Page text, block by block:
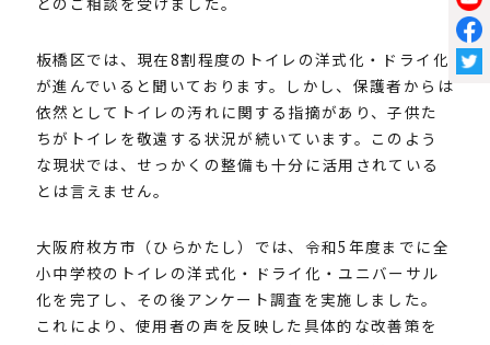
板橋区では、現在8割程度のトイレの洋式化・ドライ化
が進んでいると聞いております。しかし、保護者からは
依然としてトイレの汚れに関する指摘があり、子供た
ちがトイレを敬遠する状況が続いています。このよう
な現状では、せっかくの整備も十分に活用されている
とは言えません。
大阪府枚方市（ひらかたし）では、令和5年度までに全
小中学校のトイレの洋式化・ドライ化・ユニバーサル
化を完了し、その後アンケート調査を実施しました。
これにより、使用者の声を反映した具体的な改善策を